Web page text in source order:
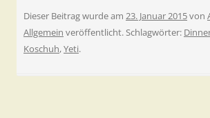
Dieser Beitrag wurde am 23. Januar 2015von
Allgemein veröffentlicht. Schlagwörter:
Koschuh,Yeti.